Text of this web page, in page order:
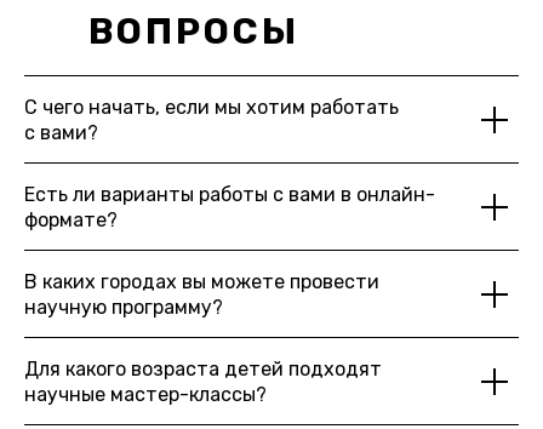
ВОПРОСЫ
С чего начать, если мы хотим работать
с вами?
Есть ли варианты работы с вами в онлайн-
формате?
В каких городах вы можете провести
научную программу?
Для какого возраста детей подходят
научные мастер-классы?